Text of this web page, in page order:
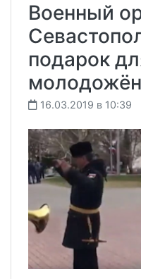
Военный
подарок
16.03.2019 в 10:39